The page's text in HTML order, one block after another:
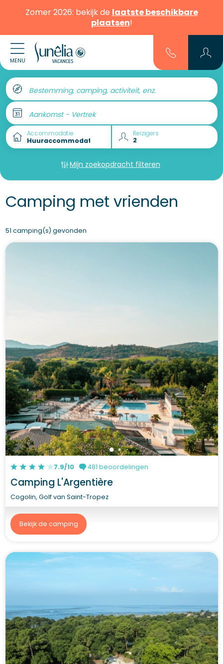
Zomer 2026: bekijk de laatste beschikbare
plaatsen!
MENU
Bestemming, camping, activiteit, enz.
Aankomst - Vertrek
Accommodatie Reizigers
Mijn zoekopdracht filteren
Camping met vrienden
51 camping(s) gevonden
7.9/10 481 beoordelingen
Camping L'Argentière
Cogolin, Golf van Saint-Tropez
Bekijk de camping